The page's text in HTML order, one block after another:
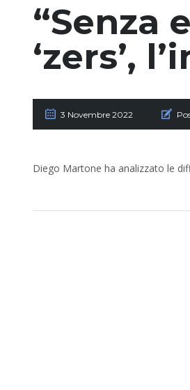
“Senza
‘zers’,
3 Novembre 2022
Diego Martone ha analizzato le